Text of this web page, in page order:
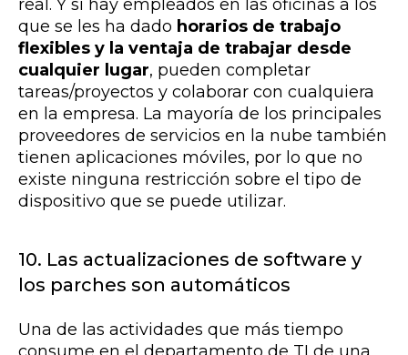
real. Y si hay empleados en las oficinas a los
que se les ha dado horarios de trabajo
flexibles y la ventaja de trabajar desde
cualquier lugar, pueden completar
tareas/proyectos y colaborar con cualquiera
en la empresa. La mayoría de los principales
proveedores de servicios en la nube también
tienen aplicaciones móviles, por lo que no
existe ninguna restricción sobre el tipo de
dispositivo que se puede utilizar.
10. Las actualizaciones de software y
los parches son automáticos
Una de las actividades que más tiempo